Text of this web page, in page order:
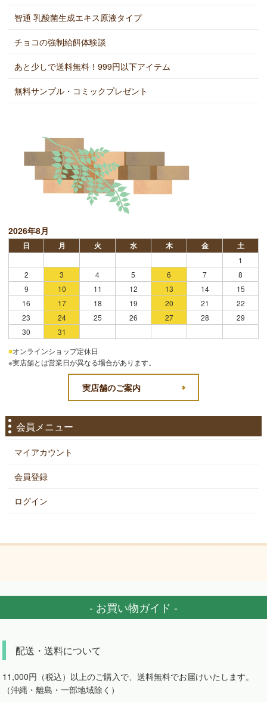
智通 乳酸菌生成エキス原液タイプ
チョコの強制給餌体験談
あと少しで送料無料！999円以下アイテム
無料サンプル・コミックプレゼント
2026年8月
日 月 火 水 木 金 土
1
2
3 4 5 6 7
8
9
10 11 12 13 14
15
16
17 18 19 20 21
22
23
24 25 26 27 28
29
30
31
■オンラインショップ定休日
※実店舗とは営業日が異なる場合があります。
実店舗のご案内
会員メニュー
マイアカウント
会員登録
ログイン
- お買い物ガイド -
配送・送料について
11,000円（税込）以上のご購入で、送料無料でお届けいたします。
（沖縄・離島・一部地域除く）